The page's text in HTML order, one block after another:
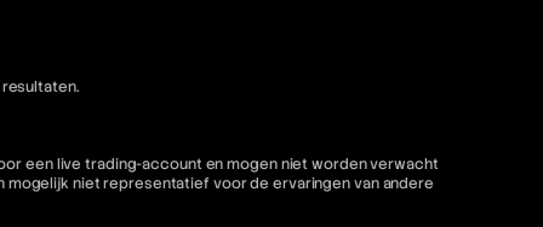
een live trading-account en mogen niet worden verwacht
niet representatief voor de ervaringen van andere